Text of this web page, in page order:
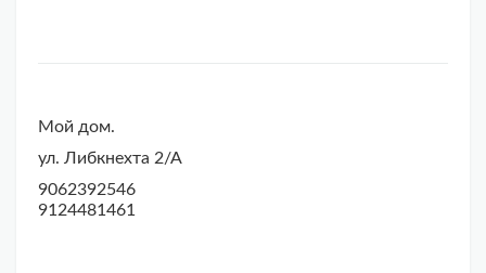
Мой дом.
ул. Либкнехта 2/А
9062392546
9124481461